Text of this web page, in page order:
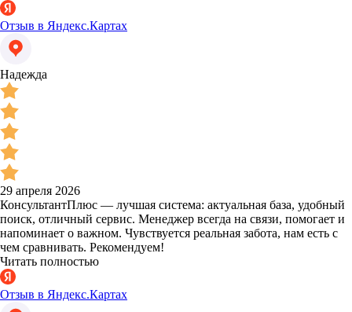
Отзыв в Яндекс.Картах
Надежда
29 апреля 2026
КонсультантПлюс — лучшая система: актуальная база, удобный
поиск, отличный сервис. Менеджер всегда на связи, помогает и
напоминает о важном. Чувствуется реальная забота, нам есть с
чем сравнивать. Рекомендуем!
Читать полностью
Отзыв в Яндекс.Картах